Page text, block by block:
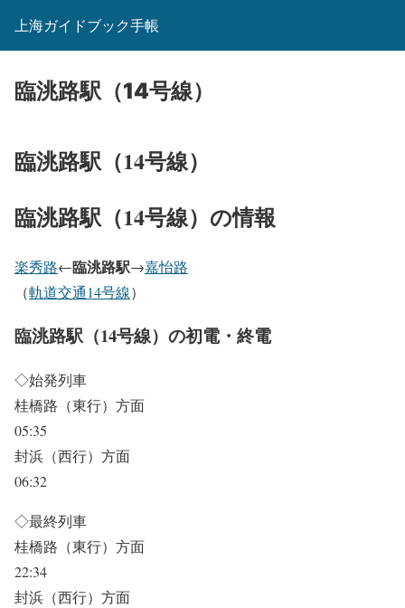
上海ガイドブック手帳
臨洮路駅（14号線）
臨洮路駅（14号線）
臨洮路駅（14号線）の情報
楽秀路←臨洮路駅→嘉怡路
（軌道交通14号線）
臨洮路駅（14号線）の初電・終電
◇始発列車
桂橋路（東行）方面
05:35
封浜（西行）方面
06:32
◇最終列車
桂橋路（東行）方面
22:34
封浜（西行）方面